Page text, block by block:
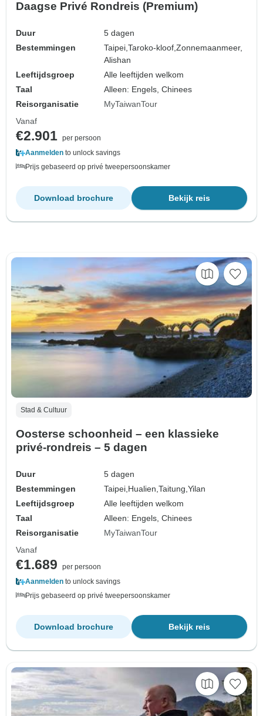
Daagse Privé Rondreis (Premium)
Duur
5 dagen
Bestemmingen
Taipei,Taroko-kloof,Zonnemaanmeer,
Alishan
Leeftijdsgroep
Alle leeftijden welkom
Taal
Alleen: Engels, Chinees
Reisorganisatie
MyTaiwanTour
Vanaf
€2.901 per persoon
Aanmelden to unlock savings
Prijs gebaseerd op privé tweepersoonskamer
Bekijk reis
Download brochure
Stad & Cultuur
Oosterse schoonheid – een klassieke
privé-rondreis – 5 dagen
Duur
5 dagen
Bestemmingen
Taipei, Hualien,Taitung,Yilan
Leeftijdsgroep
Alle leeftijden welkom
Taal
Alleen: Engels, Chinees
Reisorganisatie
MyTaiwanTour
Vanaf
€1.689
per persoon
Aanmelden to unlock savings
Prijs gebaseerd op privé tweepersoonskamer
Bekijk reis
Download brochure